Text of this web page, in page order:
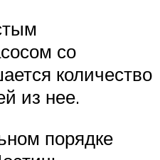
со
количество
из нее.
порядке